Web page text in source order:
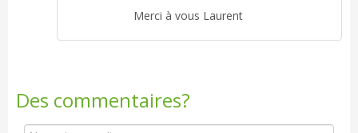
Merci à vous Laurent
Des commentaires?